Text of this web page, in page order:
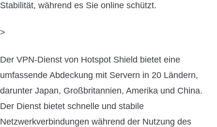
Stabilität, während es Sie online schützt.
>
Der VPN-Dienst von Hotspot Shield bietet eine
umfassende Abdeckung mit Servern in 20 Ländern,
darunter Japan, Großbritannien, Amerika und China.
Der Dienst bietet schnelle und stabile
Netzwerkverbindungen während der Nutzung des